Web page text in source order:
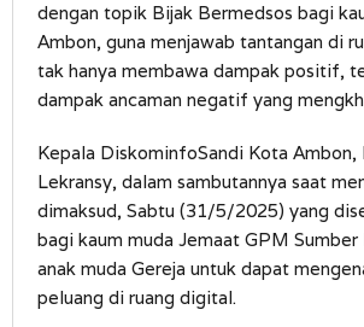
dengan topik Bijak Bermedsos bagi
Ambon, guna menjawab tantangan di
tak hanya membawa dampak positif,
dampak ancaman negatif yang
Kepala DiskominfoSandi Kota Ambon,
Lekransy, dalam sambutannya saat
dimaksud, Sabtu (31/5/2025) yang
bagi kaum muda Jemaat GPM Sumber
anak muda Gereja untuk dapat
peluang di ruang digital.